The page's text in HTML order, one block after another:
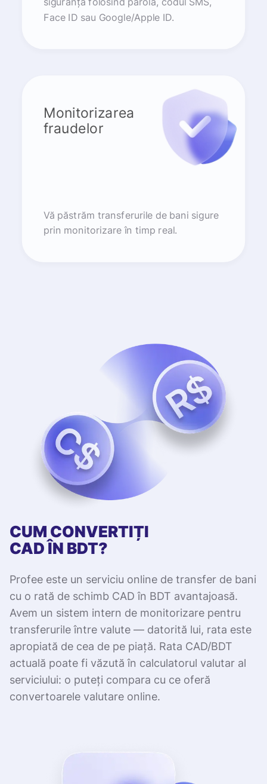
siguranță folosind parola, codul SMS,
Face ID sau Google/Apple ID.
Monitorizarea
fraudelor
Vă păstrăm transferurile de bani sigure
prin monitorizare în timp real.
CUM CONVERTIȚI
CAD ÎN BDT?
Profee este un serviciu online de transfer de bani
cu o rată de schimb CAD în BDT avantajoasă.
Avem un sistem intern de monitorizare pentru
transferurile între valute — datorită lui, rata este
apropiată de cea de pe piață. Rata CAD/BDT
actuală poate fi văzută în calculatorul valutar al
serviciului: o puteți compara cu ce oferă
convertoarele valutare online.